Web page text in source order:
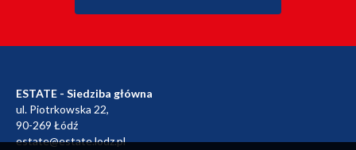
ESTATE - Siedziba główna
ul. Piotrkowska 22,
90-269 Łódź
estate@estate.lodz.pl